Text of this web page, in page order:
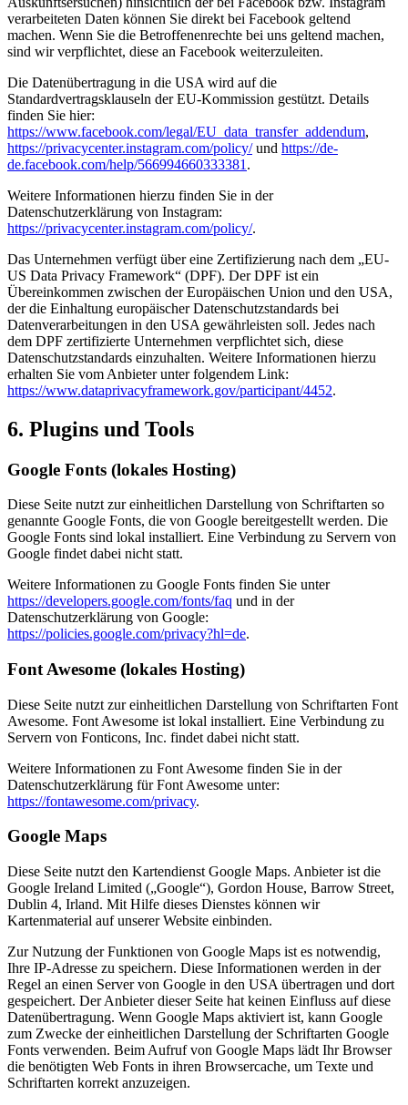
verarbeiteten Daten können Sie direkt bei Facebook geltend
machen. Wenn Sie die Betroffenenrechte bei uns geltend machen,
sind wir verpflichtet, diese an Facebook weiterzuleiten.
Die Datenübertragung in die USA wird auf die
Standardvertragsklauseln der EU-Kommission gestützt. Details
finden Sie hier:
https://www.facebook.com/legal/EU_data_transfer_addendum,
https://privacycenter.instagram.com/policy/und https://de-
de.facebook.com/help/566994660333381 .
Weitere Informationen hierzu finden Sie in der
Datenschutzerklärung von Instagram:
https://privacycenter.instagram.com/policy/.
Das Unternehmen verfügt über eine Zertifizierung nach dem „EU-
US Data Privacy Framework“ (DPF). Der DPF ist ein
Übereinkommen zwischen der Europäischen Union und den USA,
der die Einhaltung europäischer Datenschutzstandards bei
Datenverarbeitungen in den USA gewährleisten soll. Jedes nach
dem DPF zertifizierte Unternehmen verpflichtet sich, diese
Datenschutzstandards einzuhalten. Weitere Informationen hierzu
erhalten Sie vom Anbieter unter folgendem Link:
https://www.dataprivacyframework.gov/participant/4452.
6. Plugins und Tools
Google Fonts (lokales Hosting)
Diese Seite nutzt zur einheitlichen Darstellung von Schriftarten so
genannte Google Fonts, die von Google bereitgestellt werden. Die
Google Fonts sind lokal installiert. Eine Verbindung zu Servern von
Google findet dabei nicht statt.
Weitere Informationen zu Google Fonts finden Sie unter
https://developers.google.com/fonts/faq und in der
Datenschutzerklärung von Google:
https://policies.google.com/privacy?hl=de.
Font Awesome (lokales Hosting)
Diese Seite nutzt zur einheitlichen Darstellung von Schriftarten Font
Awesome. Font Awesome ist lokal installiert. Eine Verbindung zu
Servern von Fonticons, Inc. findet dabei nicht statt.
Weitere Informationen zu Font Awesome finden Sie in der
Datenschutzerklärung für Font Awesome unter:
https://fontawesome.com/privacy.
Google Maps
Diese Seite nutzt den Kartendienst Google Maps. Anbieter ist die
Google Ireland Limited („Google“), Gordon House, Barrow Street,
Dublin 4, Irland. Mit Hilfe dieses Dienstes können wir
Kartenmaterial auf unserer Website einbinden.
Zur Nutzung der Funktionen von Google Maps ist es notwendig,
Ihre IP-Adresse zu speichern. Diese Informationen werden in der
Regel an einen Server von Google in den USA übertragen und dort
gespeichert. Der Anbieter dieser Seite hat keinen Einfluss auf diese
Datenübertragung. Wenn Google Maps aktiviert ist, kann Google
zum Zwecke der einheitlichen Darstellung der Schriftarten Google
Fonts verwenden. Beim Aufruf von Google Maps lädt Ihr Browser
die benötigten Web Fonts in ihren Browsercache, um Texte und
Schriftarten korrekt anzuzeigen.